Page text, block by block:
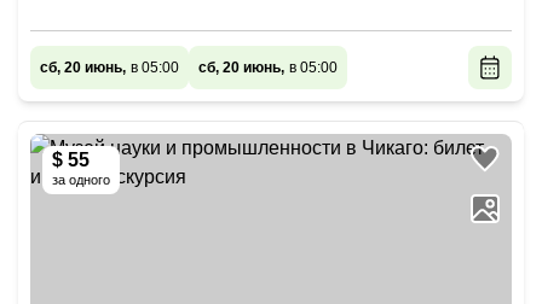
сб, 20 июнь, в 05:00 сб, 20 июнь, в 05:00
$ 55
за одного